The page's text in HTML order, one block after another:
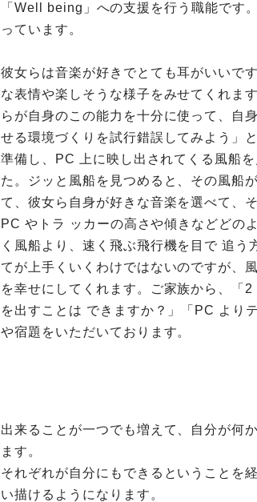
「Well being」への支援を行う職能です
っています。
彼女らは音楽が好きでとても耳がいいで
な表情や楽しそうな様子をみせてくれま
らが自身のこの能力を十分に使って、自
せる環境づくりを試行錯誤してみよう」
準備し、PC 上に映し出されてくる風船
た。ジッと風船を見つめると、その風船
て、彼女ら自身が好きな音楽を選べて、
PC やトラ ッカーの高さや傾きなどどの
く風船より、速く飛ぶ飛行機を目で 追
てが上手くいくわけではないのですが、
を幸せにしてくれます。ご家族から、「
を出すことは できますか？」「PC より
や宿題をいただいております。
出来ることが一つでも増えて、自分が何
ます。
それぞれが自分にもできるということを
い描けるようになります。